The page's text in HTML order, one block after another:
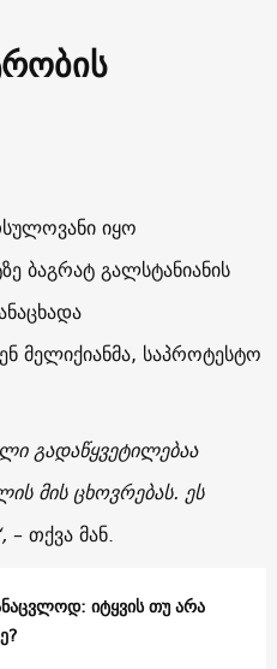
იყო
ბაგრატ გალსტანიანის
მელიქიანმა, საპროტესტო
გადაწყვეტილებაა
მის ცხოვრებას. ეს
– თქვა მან.
იტყვის თუ არა